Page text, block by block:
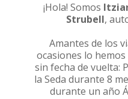
¡Hola! Somos
Strubell,
Amantes de los
ocasiones lo
sin fecha de vuelta:
la Seda durante 8
durante un año